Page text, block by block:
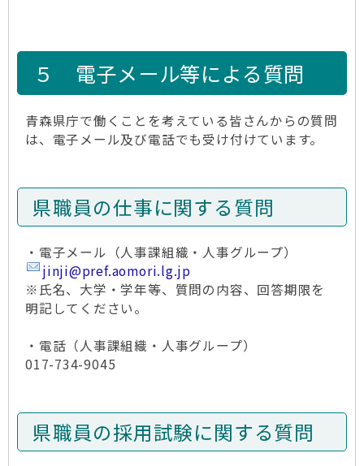
５ 電子メール等による質問
青森県庁で働くことを考えている皆さんからの質問
は、電子メール及び電話でも受け付けています。
県職員の仕事に関する質問
・電子メール（人事課組織・人事グループ）
jinji@pref.aomori.lg.jp
※氏名、大学・学年等、質問の内容、回答期限を
明記してください。
・電話（人事課組織・人事グループ）
017-734-9045
県職員の採用試験に関する質問